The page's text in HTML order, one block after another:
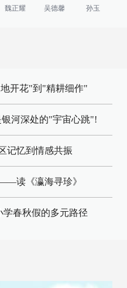
魏正耀 吴德馨 孙玉
开花"到"精耕细作"
银河深处的"宇宙心跳"!
记忆到情感共振
读《瀛海寻珍》
春秋假的多元路径